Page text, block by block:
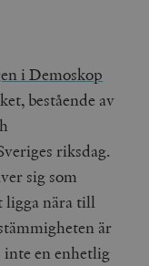
i Demoskop
bestående av
riksdag.
sig som
ligga nära till
är
inte en enhetlig